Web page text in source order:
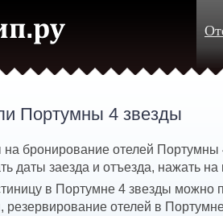
Портумны 4 звезды
на бронирование отелей Портумны
даты заезда и отъезда, нажать на
в Портумне 4 звезды можно
резервирование отелей в